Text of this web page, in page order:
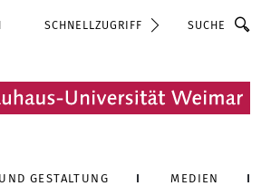
SCHNELLZUGRIFF Suche
GESTALTUNG MEDIEN